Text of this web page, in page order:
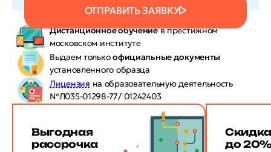
ОТПРАВИТЬ ЗАЯВКУ
Дистанционное обучениев престижном
московском институте
Выдаем толькоофициальные документы
установленного образца
Лицензия на образовательную деятельность
№Л035-01298-77/ 01242403
Выгодная
рассрочка
до